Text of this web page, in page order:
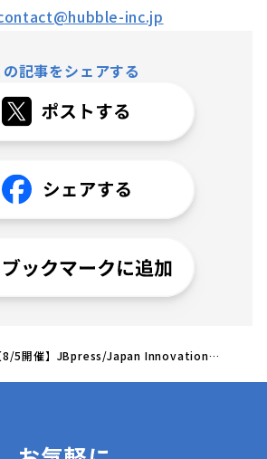
inc.jp
の記事をシェアする
8/5開催】JBpress/Japan Innovation